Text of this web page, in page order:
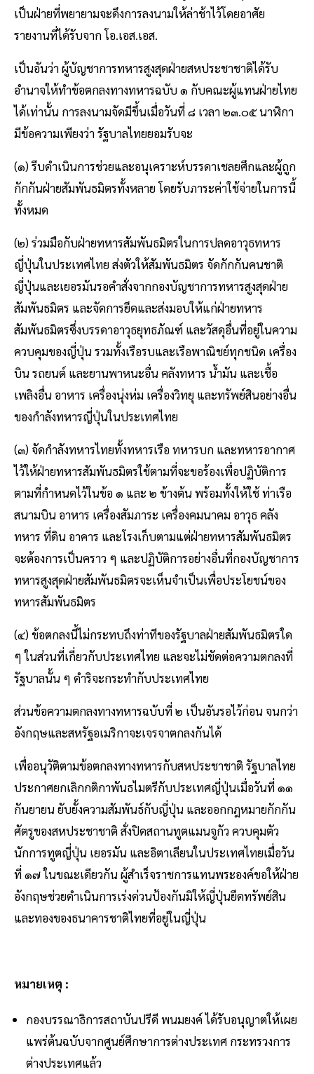
เป็นฝ่ายที่พยายามจะดึงการลงนามให้ล่าช้าไว้โดยอาศัย
รายงานที่ได้รับจาก โอ.เอส.เอส.
เป็นอันว่า ผู้บัญชาการทหารสูงสุดฝ่ายสหประชาชาติได้รับ
อำนาจให้ทำข้อตกลงทางทหารฉบับ ๑ กับคณะผู้แทนฝ่ายไทย
ได้เท่านั้น การลงนามจัดมีขึ้นเมื่อวันที่ ๘ เวลา ๒๓.๐๕ นาฬิกา
มีข้อความเพียงว่า รัฐบาลไทยยอมรับจะ
(๑) รีบดำเนินการช่วยและอนุเคราะห์บรรดาเชลยศึกและผู้ถูก
กักกันฝ่ายสัมพันธมิตรทั้งหลาย โดยรับภาระค่าใช้จ่ายในการนี้
ทั้งหมด
(๒) ร่วมมือกับฝ่ายทหารสัมพันธมิตรในการปลดอาวุธทหาร
ญี่ปุ่นในประเทศไทย ส่งตัวให้สัมพันธมิตร จัดกักกันคนชาติ
ญี่ปุ่นและเยอรมันรอคำสั่งจากกองบัญชาการทหารสูงสุดฝ่าย
สัมพันธมิตร และจัดการยึดและส่งมอบให้แก่ฝ่ายทหาร
สัมพันธมิตรซึ่งบรรดาอาวุธยุทธภัณฑ์ และวัสดุอื่นที่อยู่ในความ
ควบคุมของญี่ปุ่น รวมทั้งเรือรบและเรือพาณิชย์ทุกชนิด เครื่อง
บิน รถยนต์ และยานพาหนะอื่น คลังทหาร นํ้ามัน และเชื้อ
เพลิงอื่น อาหาร เครื่องนุ่งห่ม เครื่องวิทยุ และทรัพย์สินอย่างอื่น
ของกำลังทหารญี่ปุ่นในประเทศไทย
(๓) จัดกำลังทหารไทยทั้งทหารเรือ ทหารบก และทหารอากาศ
ไว้ให้ฝ่ายทหารสัมพันธมิตรใช้ตามที่จะขอร้องเพื่อปฏิบัติการ
ตามที่กำหนดไว้ในข้อ ๑ และ ๒ ข้างต้น พร้อมทั้งให้ใช้ ท่าเรือ
สนามบิน อาหาร เครื่องสัมภาระ เครื่องคมนาคม อาวุธ คลัง
ทหาร ที่ดิน อาคาร และโรงเก็บตามแต่ฝ่ายทหารสัมพันธมิตร
จะต้องการเป็นคราว ๆ และปฏิบัติการอย่างอื่นที่กองบัญชาการ
ทหารสูงสุดฝ่ายสัมพันธมิตรจะเห็นจำเป็นเพื่อประโยชน์ของ
ทหารสัมพันธมิตร
(๔) ข้อตกลงนี้ไม่กระทบถึงท่าทีของรัฐบาลฝ่ายสัมพันธมิตรใด
ๆ ในส่วนที่เกี่ยวกับประเทศไทย และจะไม่ขัดต่อความตกลงที่
รัฐบาลนั้น ๆ ดำริจะกระทำกับประเทศไทย
ส่วนข้อความตกลงทางทหารฉบับที่ ๒ เป็นอันรอไว้ก่อน จนกว่า
อังกฤษและสหรัฐอเมริกาจะเจรจาตกลงกันได้
เพื่ออนุวัติตามข้อตกลงทางทหารกับสหประชาชาติ รัฐบาลไทย
ประกาศยกเลิกกติกาพันธไมตรีกับประเทศญี่ปุ่นเมื่อวันที่ ๑๑
กันยายน ยับยั้งความสัมพันธ์กับญี่ปุ่น และออกกฎหมายกักกัน
ศัตรูของสหประชาชาติ สั่งปิดสถานทูตแมนจูกัว ควบคุมตัว
นักการทูตญี่ปุ่น เยอรมัน และอิตาเลียนในประเทศไทยเมื่อวัน
ที่ ๑๗ ในขณะเดียวกัน ผู้สำเร็จราชการแทนพระองค์ขอให้ฝ่าย
อังกฤษช่วยดำเนินการเร่งด่วนป้องกันมิให้ญี่ปุ่นยึดทรัพย์สิน
และทองของธนาคารชาติไทยที่อยู่ในญี่ปุ่น
หมายเหตุ :
กองบรรณาธิการสถาบันปรีดี พนมยงค์ ได้รับอนุญาตให้เผย
แพร่ต้นฉบับจากศูนย์ศึกษาการต่างประเทศ กระทรวงการ
ต่างประเทศแล้ว